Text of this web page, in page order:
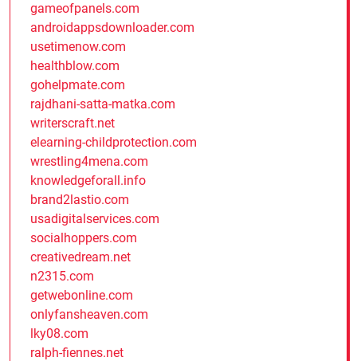
gameofpanels.com
androidappsdownloader.com
usetimenow.com
healthblow.com
gohelpmate.com
rajdhani-satta-matka.com
writerscraft.net
elearning-childprotection.com
wrestling4mena.com
knowledgeforall.info
brand2lastio.com
usadigitalservices.com
socialhoppers.com
creativedream.net
n2315.com
getwebonline.com
onlyfansheaven.com
lky08.com
ralph-fiennes.net